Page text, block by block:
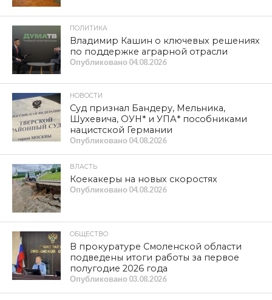
ПОЛИТИКА
Владимир Кашин о ключевых решениях
по поддержке аграрной отрасли
Опубликовано 04.08.2026
НОВОСТИ
Суд признал Бандеру, Мельника,
Шухевича, ОУН* и УПА* пособниками
нацистской Германии
Опубликовано 04.08.2026
ВЛАСТЬ
Коекакеры на новых скоростях
Опубликовано 04.08.2026
ОБЩЕСТВО
В прокуратуре Смоленской области
подведены итоги работы за первое
полугодие 2026 года
Опубликовано 03.08.2026